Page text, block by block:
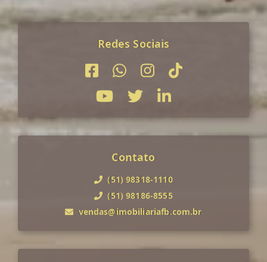
Redes Sociais
Contato
(51) 98318-1110
(51) 98186-8555
vendas@imobiliariafb.com.br